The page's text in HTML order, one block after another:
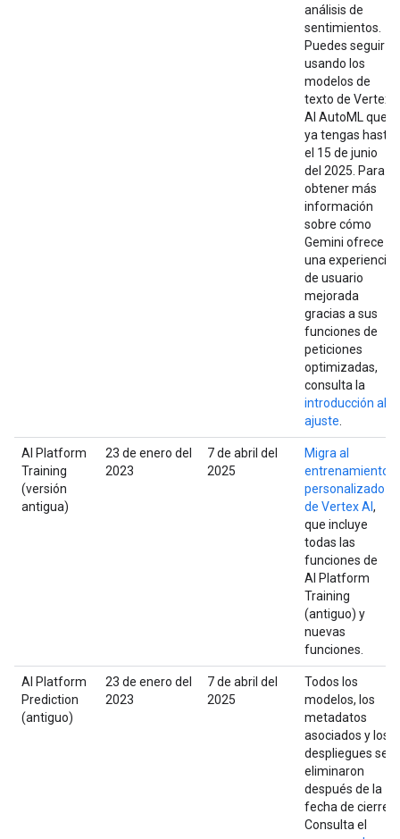
análisis de
sentimientos.
Puedes seguir
usando los
modelos de
texto de Vertex
AI AutoML que
ya tengas hasta
el 15 de junio
del 2025. Para
obtener más
información
sobre cómo
Gemini ofrece
una experiencia
de usuario
mejorada
gracias a sus
funciones de
peticiones
optimizadas,
consulta la
introducción al
ajuste
AI Platform
Training
(versión
antigua)
23 de enero del
2023
7 de abril del
2025
Migra al
entrenamiento
personalizado
de Vertex AI ,
que incluye
todas las
funciones de
AI Platform
Training
(antiguo) y
nuevas
funciones.
AI Platform
Prediction
(antiguo)
23 de enero del
2023
7 de abril del
2025
Todos los
modelos, los
metadatos
asociados y los
despliegues se
eliminaron
después de la
fecha de cierre.
Consulta el